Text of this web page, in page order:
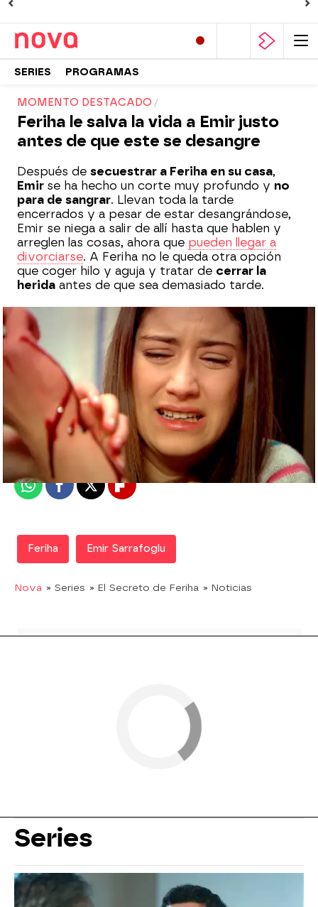
SERIES PROGRAMAS
MOMENTO DESTACADO
Feriha le salva la vida a Emir justo
antes de que este se desangre
Después de secuestrar a Feriha en su casa,
Emir se ha hecho un corte muy profundo y no
para de sangrar. Llevan toda la tarde
encerrados y a pesar de estar desangrándose,
Emir se niega a salir de allí hasta que hablen y
arreglen las cosas, ahora que pueden llegar a
divorciarse. A Feriha no le queda otra opción
que coger hilo y aguja y tratar de cerrar la
herida antes de que sea demasiado tarde.
Madrid
Publicado: 28 de agosto de 2019, 22:19
WhatsappFacebook
X Flipboard
Feriha Emir Sarrafoglu
Nova » Series » El Secreto de Feriha » Noticias
Series